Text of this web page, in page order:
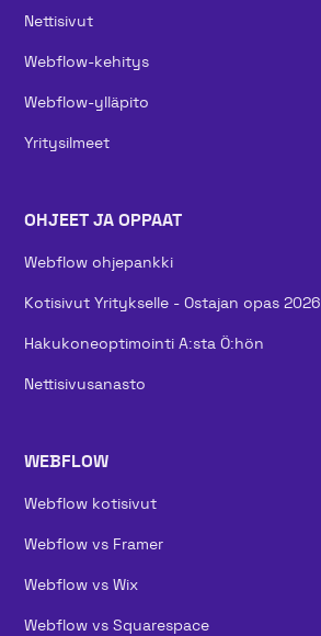
Nettisivut
Webflow-kehitys
Webflow-ylläpito
Yritysilmeet
OHJEET JA OPPAAT
Webflow ohjepankki
Kotisivut Yritykselle - Ostajan opas 2026
Hakukoneoptimointi A:sta Ö:hön
Nettisivusanasto
WEBFLOW
Webflow kotisivut
Webflow vs Framer
Webflow vs Wix
Webflow vs Squarespace